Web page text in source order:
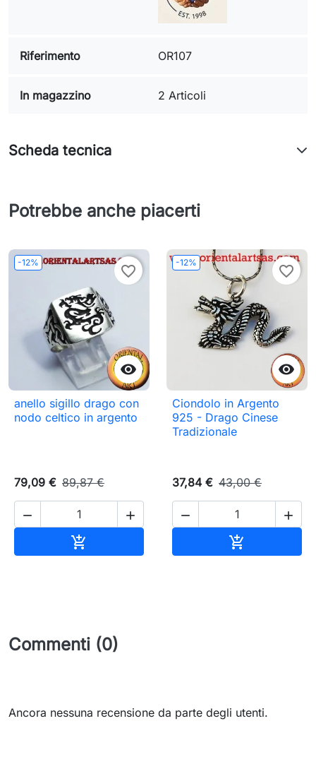
Riferimento OR107
In magazzino 2 Articoli
Scheda tecnica
Potrebbe anche piacerti
-12%

favorite_border
anello sigillo drago con
nodo celtico in argento
79,09 € 89,87 €
 

-12%

favorite_border
Ciondolo in Argento
925 - Drago Cinese
Tradizionale
37,84 € 43,00 €
 

Commenti (0)
Ancora nessuna recensione da parte degli utenti.